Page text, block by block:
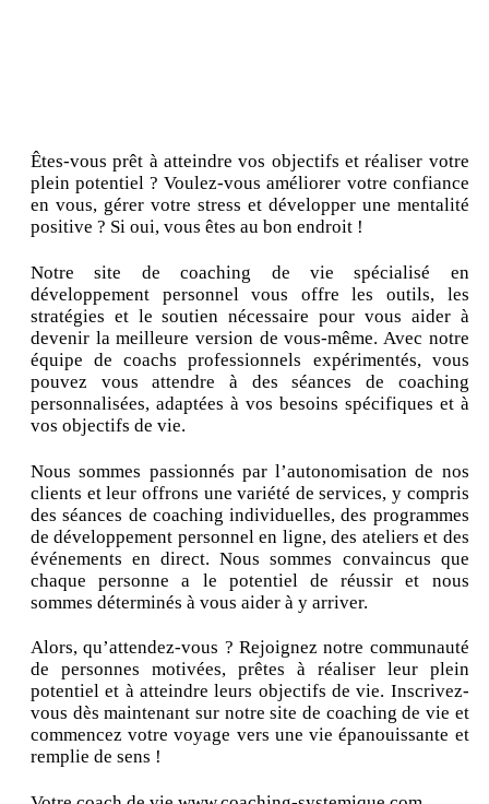
Êtes-vous prêt à atteindre vos objectifs et réaliser votre
plein potentiel ? Voulez-vous améliorer votre confiance
en vous, gérer votre stress et développer une mentalité
positive ? Si oui, vous êtes au bon endroit !
Notre site de coaching de vie spécialisé en
développement personnel vous offre les outils, les
stratégies et le soutien nécessaire pour vous aider à
devenir la meilleure version de vous-même. Avec notre
équipe de coachs professionnels expérimentés, vous
pouvez vous attendre à des séances de coaching
personnalisées, adaptées à vos besoins spécifiques et à
vos objectifs de vie.
Nous sommes passionnés par l’autonomisation de nos
clients et leur offrons une variété de services, y compris
des séances de coaching individuelles, des programmes
de développement personnel en ligne, des ateliers et des
événements en direct. Nous sommes convaincus que
chaque personne a le potentiel de réussir et nous
sommes déterminés à vous aider à y arriver.
Alors, qu’attendez-vous ? Rejoignez notre communauté
de personnes motivées, prêtes à réaliser leur plein
potentiel et à atteindre leurs objectifs de vie. Inscrivez-
vous dès maintenant sur notre site de coaching de vie et
commencez votre voyage vers une vie épanouissante et
remplie de sens !